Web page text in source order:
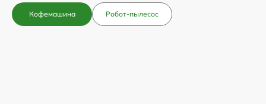
Кофемашина Робот-пылесос